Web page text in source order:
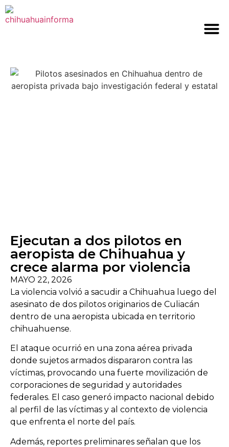
Ejecutan a dos pilotos en
aeropista de Chihuahua y
crece alarma por violencia
MAYO 22, 2026
La violencia volvió a sacudir a Chihuahua luego del
asesinato de dos pilotos originarios de Culiacán
dentro de una aeropista ubicada en territorio
chihuahuense.
El ataque ocurrió en una zona aérea privada
donde sujetos armados dispararon contra las
víctimas, provocando una fuerte movilización de
corporaciones de seguridad y autoridades
federales. El caso generó impacto nacional debido
al perfil de las víctimas y al contexto de violencia
que enfrenta el norte del país.
Además, reportes preliminares señalan que los